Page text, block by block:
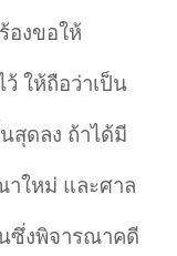
องขอให้
ให้ถือว่าเป็น
สุดลง ถ้าได้มี
ใหม่ และศาล
ซึ่งพิจารณาคดี